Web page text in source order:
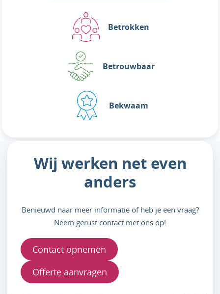
Betrokken
Betrouwbaar
Bekwaam
Wij werken net even
anders
Benieuwd naar meer informatie of heb je een vraag?
Neem gerust contact met ons op!
Contact opnemen
Offerte aanvragen